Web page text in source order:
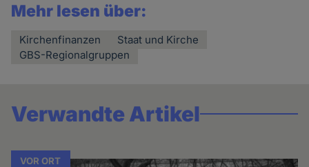
Mehr lesen über:
Kirchenfinanzen
Staat und Kirche
GBS-Regionalgruppen
Verwandte Artikel
VOR ORT